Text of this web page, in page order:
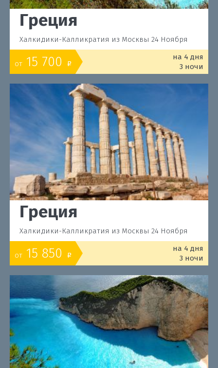
Греция
Халкидики-Калликратия из Москвы 24 Ноября
от 15 700 o
на 4 дня
3 ночи
Греция
Халкидики-Калликратия из Москвы 24 Ноября
от 15 850 o
на 4 дня
3 ночи